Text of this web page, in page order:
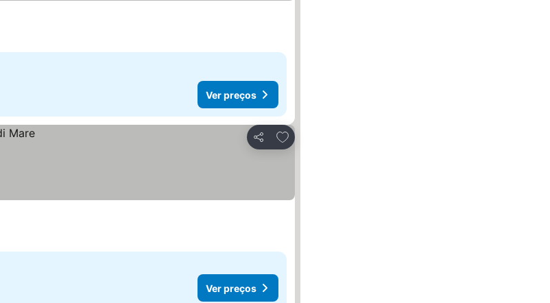
Ver preços
Partilhar
Adicionar aos favoritos
Ver preços